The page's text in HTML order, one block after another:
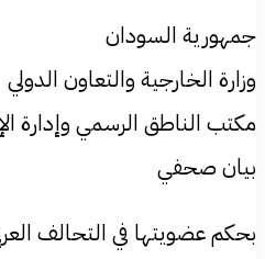
جمهورية السودان
وزارة الخارجية والتعاون الدولي
مكتب الناطق الرسمي وإدارة
بيان صحفي
بحكم عضويتها في التحالف